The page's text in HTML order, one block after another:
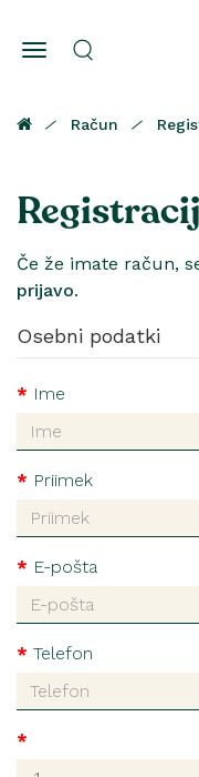
Račun
Če že imate račun,
prijavo.
Osebni podatki
Ime
Priimek
E-pošta
Telefon